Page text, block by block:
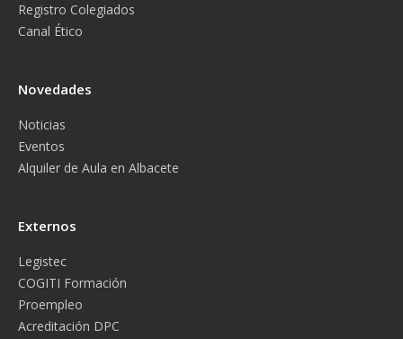
Registro Colegiados
Canal Ético
Novedades
Noticias
Eventos
Alquiler de Aula en Albacete
Externos
Legistec
COGITI Formación
Proempleo
Acreditación DPC